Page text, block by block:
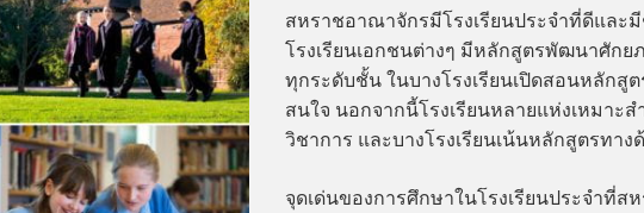
สหราชอาณาจักรมีโรงเรียนประจำที่ดีและ
โรงเรียนเอกชนต่างๆ มีหลักสูตรพัฒนาศัก
ทุกระดับชั้น ในบางโรงเรียนเปิดสอนหลักสู
สนใจ นอกจากนี้โรงเรียนหลายแห่งเหมาะ
วิชาการ และบางโรงเรียนเน้นหลักสูตรทา
จุดเด่นของการศึกษาในโรงเรียนประจำที่